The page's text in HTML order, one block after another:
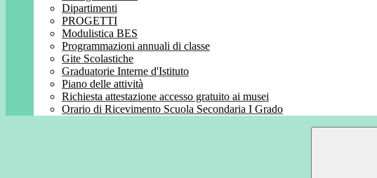
Dipartimenti
PROGETTI
Modulistica BES
Programmazioni annuali di classe
Gite Scolastiche
Graduatorie Interne d'Istituto
Piano delle attività
Richiesta attestazione accesso gratuito ai musei
Orario di Ricevimento Scuola Secondaria I Grado